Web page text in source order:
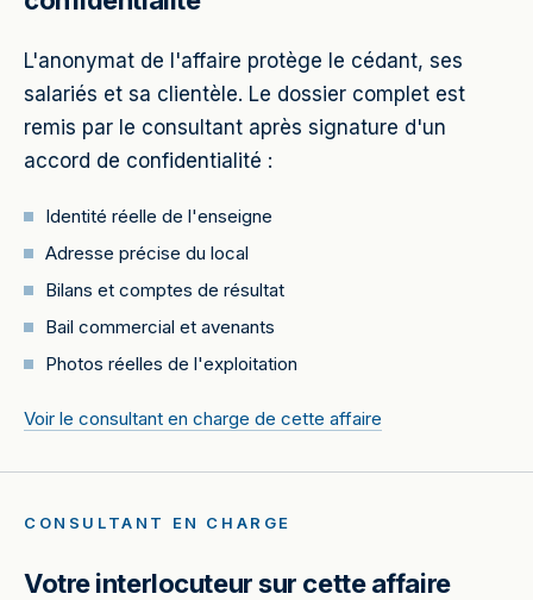
L'anonymat de l'affaire protège le cédant, ses
salariés et sa clientèle. Le dossier complet est
remis par le consultant après signature d'un
accord de confidentialité :
Identité réelle de l'enseigne
Adresse précise du local
Bilans et comptes de résultat
Bail commercial et avenants
Photos réelles de l'exploitation
Voir le consultant en charge de cette affaire
CONSULTANT EN CHARGE
Votre interlocuteur sur cette affaire